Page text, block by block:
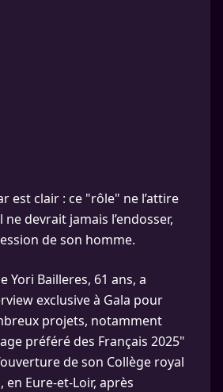
est clair : ce "rôle" ne l’attire
devrait jamais l’endosser,
de son homme.
Yori Bailleres, 61 ans, a
exclusive à Gala pour
projets, notamment
préféré des Français 2025"
de son Collège royal
en Eure-et-Loir, après